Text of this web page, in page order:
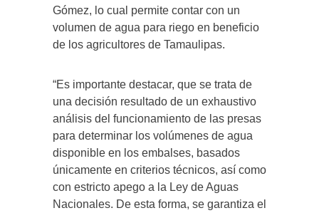
Gómez, lo cual permite contar con un
volumen de agua para riego en beneficio
de los agricultores de Tamaulipas.
“Es importante destacar, que se trata de
una decisión resultado de un exhaustivo
análisis del funcionamiento de las presas
para determinar los volúmenes de agua
disponible en los embalses, basados
únicamente en criterios técnicos, así como
con estricto apego a la Ley de Aguas
Nacionales. De esta forma, se garantiza el